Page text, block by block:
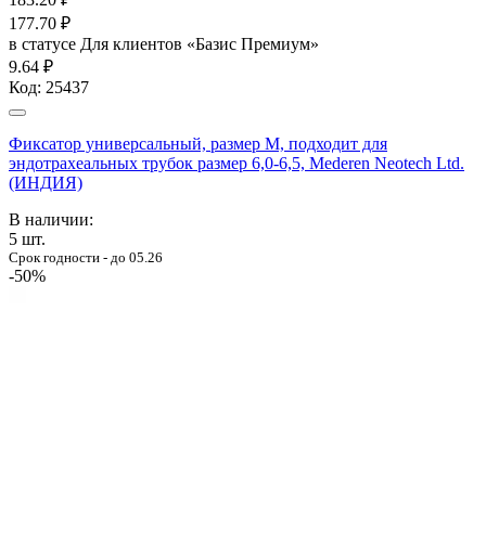
177.70 ₽
в статусе Для клиентов «Базис Премиум»
9.64 ₽
Код: 25437
Фиксатор универсальный, размер М, подходит для
эндотрахеальных трубок размер 6,0-6,5, Mederen Neotech Ltd.
(ИНДИЯ)
В наличии:
5 шт.
Срок годности - до 05.26
-50%